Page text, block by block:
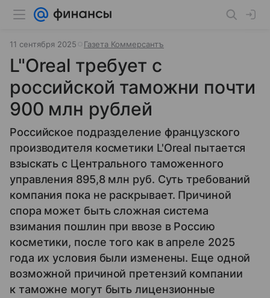
11 сентября 2025 Газета Коммерсантъ
L"Oreal требует с
российской таможни почти
900 млн рублей
Российское подразделение французского
производителя косметики L'Oreal пытается
взыскать с Центрального таможенного
управления 895,8 млн руб. Суть требований
компания пока не раскрывает. Причиной
спора может быть сложная система
взимания пошлин при ввозе в Россию
косметики, после того как в апреле 2025
года их условия были изменены. Еще одной
возможной причиной претензий компании
к таможне могут быть лицензионные